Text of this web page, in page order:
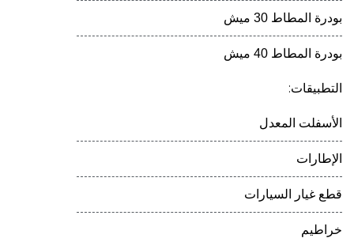
بودرة المطاط 30 ميش
بودرة المطاط 40 ميش
التطبيقات:
الأسفلت المعدل
الإطارات
قطع غيار السيارات
خراطيم